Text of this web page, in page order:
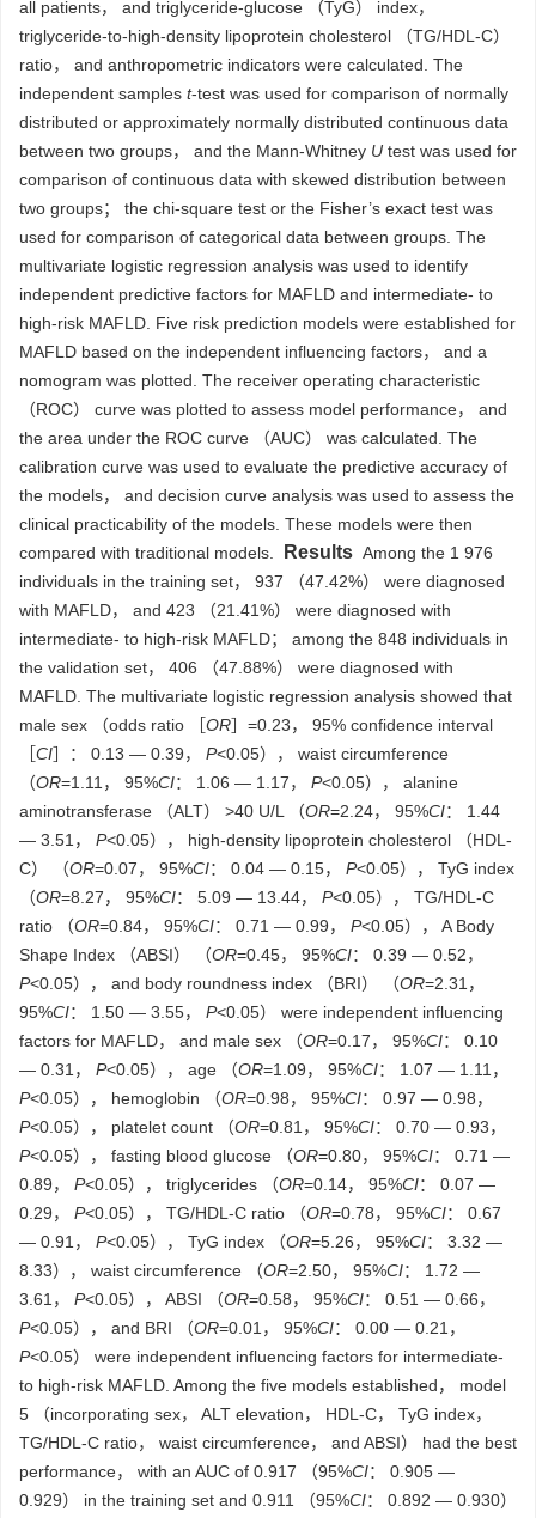
all patients， and triglyceride-glucose （TyG） index，
triglyceride-to-high-density lipoprotein cholesterol （TG/HDL-C）
ratio， and anthropometric indicators were calculated. The
independent samples t-test was used for comparison of normally
distributed or approximately normally distributed continuous data
between two groups， and the Mann-Whitney U test was used for
comparison of continuous data with skewed distribution between
two groups； the chi-square test or the Fisher’s exact test was
used for comparison of categorical data between groups. The
multivariate logistic regression analysis was used to identify
independent predictive factors for MAFLD and intermediate- to
high-risk MAFLD. Five risk prediction models were established for
MAFLD based on the independent influencing factors， and a
nomogram was plotted. The receiver operating characteristic
（ROC） curve was plotted to assess model performance， and
the area under the ROC curve （AUC） was calculated. The
calibration curve was used to evaluate the predictive accuracy of
the models， and decision curve analysis was used to assess the
clinical practicability of the models. These models were then
compared with traditional models.
Results Among the 1 976
individuals in the training set， 937 （47.42%） were diagnosed
with MAFLD， and 423 （21.41%） were diagnosed with
intermediate- to high-risk MAFLD； among the 848 individuals in
the validation set， 406 （47.88%） were diagnosed with
MAFLD. The multivariate logistic regression analysis showed that
male sex （odds ratio ［ OR］=0.23， 95% confidence interval
CI］： 0.13 — 0.39， P<0.05）， waist circumference
（OR=1.11， 95%CI： 1.06 — 1.17， P<0.05）， alanine
aminotransferase （ALT） >40 U/L （OR=2.24， 95%CI： 1.44
— 3.51， P<0.05）， high-density lipoprotein cholesterol （HDL-
C） （OR=0.07， 95%CI： 0.04 — 0.15， P<0.05）， TyG index
（OR=8.27， 95%CI： 5.09 — 13.44， P<0.05）， TG/HDL-C
ratio （OR=0.84， 95%CI： 0.71 — 0.99， P<0.05）， A Body
Shape Index （ABSI） （OR=0.45， 95%CI： 0.39 — 0.52，
P<0.05）， and body roundness index （BRI） （OR=2.31，
95%CI： 1.50 — 3.55， P<0.05） were independent influencing
factors for MAFLD， and male sex （OR=0.17， 95%CI： 0.10
— 0.31， P<0.05）， age （OR=1.09， 95%CI： 1.07 — 1.11，
P<0.05）， hemoglobin （OR=0.98， 95%CI： 0.97 — 0.98，
P<0.05）， platelet count （OR=0.81， 95%CI： 0.70 — 0.93，
P<0.05）， fasting blood glucose （OR=0.80， 95%CI： 0.71 —
0.89， P<0.05）， triglycerides （OR=0.14， 95%CI： 0.07 —
0.29， P<0.05）， TG/HDL-C ratio （OR=0.78， 95%CI： 0.67
— 0.91， P<0.05）， TyG index （OR=5.26， 95%CI： 3.32 —
8.33）， waist circumference （OR=2.50， 95%CI： 1.72 —
3.61， P<0.05）， ABSI （OR=0.58， 95%CI： 0.51 — 0.66，
P<0.05）， and BRI （OR=0.01， 95%CI： 0.00 — 0.21，
P<0.05） were independent influencing factors for intermediate-
to high-risk MAFLD. Among the five models established， model
5 （incorporating sex， ALT elevation， HDL-C， TyG index，
TG/HDL-C ratio， waist circumference， and ABSI） had the best
performance， with an AUC of 0.917 （95%CI： 0.905 —
0.929） in the training set and 0.911 （95%CI： 0.892 — 0.930）